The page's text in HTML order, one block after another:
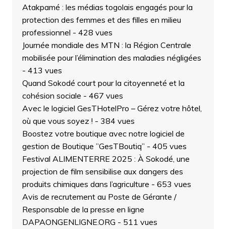
Atakpamé : les médias togolais engagés pour la
protection des femmes et des filles en milieu
professionnel - 428 vues
Journée mondiale des MTN : la Région Centrale
mobilisée pour l’élimination des maladies négligées
- 413 vues
Quand Sokodé court pour la citoyenneté et la
cohésion sociale - 467 vues
Avec le logiciel GesTHotelPro – Gérez votre hôtel,
où que vous soyez ! - 384 vues
Boostez votre boutique avec notre logiciel de
gestion de Boutique ”GesTBoutiq” - 405 vues
Festival ALIMENTERRE 2025 : À Sokodé, une
projection de film sensibilise aux dangers des
produits chimiques dans l’agriculture - 653 vues
Avis de recrutement au Poste de Gérante /
Responsable de la presse en ligne
DAPAONGENLIGNE.ORG - 511 vues